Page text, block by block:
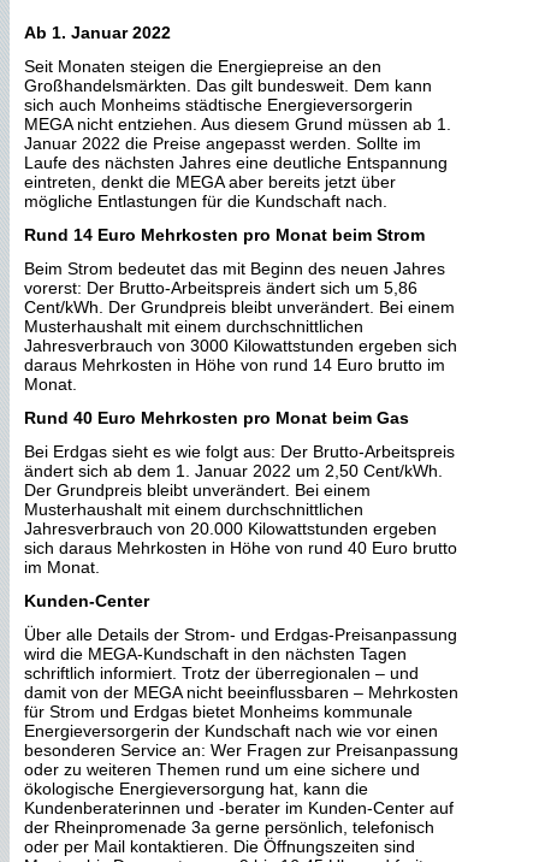
Ab 1. Januar 2022
Seit Monaten steigen die Energiepreise an den
Großhandelsmärkten. Das gilt bundesweit. Dem kann
sich auch Monheims städtische Energieversorgerin
MEGA nicht entziehen. Aus diesem Grund müssen ab 1.
Januar 2022 die Preise angepasst werden. Sollte im
Laufe des nächsten Jahres eine deutliche Entspannung
eintreten, denkt die MEGA aber bereits jetzt über
mögliche Entlastungen für die Kundschaft nach.
Rund 14 Euro Mehrkosten pro Monat beim Strom
Beim Strom bedeutet das mit Beginn des neuen Jahres
vorerst: Der Brutto-Arbeitspreis ändert sich um 5,86
Cent/kWh. Der Grundpreis bleibt unverändert. Bei einem
Musterhaushalt mit einem durchschnittlichen
Jahresverbrauch von 3000 Kilowattstunden ergeben sich
daraus Mehrkosten in Höhe von rund 14 Euro brutto im
Monat.
Rund 40 Euro Mehrkosten pro Monat beim Gas
Bei Erdgas sieht es wie folgt aus: Der Brutto-Arbeitspreis
ändert sich ab dem 1. Januar 2022 um 2,50 Cent/kWh.
Der Grundpreis bleibt unverändert. Bei einem
Musterhaushalt mit einem durchschnittlichen
Jahresverbrauch von 20.000 Kilowattstunden ergeben
sich daraus Mehrkosten in Höhe von rund 40 Euro brutto
im Monat.
Kunden-Center
Über alle Details der Strom- und Erdgas-Preisanpassung
wird die MEGA-Kundschaft in den nächsten Tagen
schriftlich informiert. Trotz der überregionalen – und
damit von der MEGA nicht beeinflussbaren – Mehrkosten
für Strom und Erdgas bietet Monheims kommunale
Energieversorgerin der Kundschaft nach wie vor einen
besonderen Service an: Wer Fragen zur Preisanpassung
oder zu weiteren Themen rund um eine sichere und
ökologische Energieversorgung hat, kann die
Kundenberaterinnen und -berater im Kunden-Center auf
der Rheinpromenade 3a gerne persönlich, telefonisch
oder per Mail kontaktieren. Die Öffnungszeiten sind